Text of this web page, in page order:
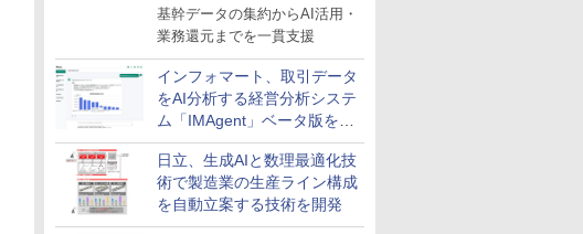
基幹データの集約からAI活用・
業務還元までを一貫支援
インフォマート、取引データ
をAI分析する経営分析システ
ム「IMAgent」ベータ版を提
供
日立、生成AIと数理最適化技
術で製造業の生産ライン構成
を自動立案する技術を開発